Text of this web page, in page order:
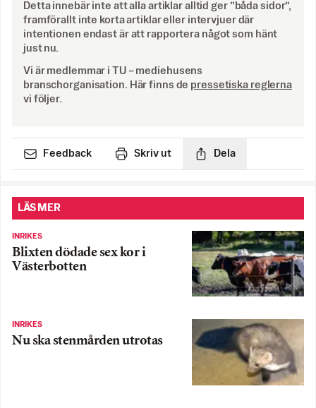
Detta innebär inte att alla artiklar alltid ger ”båda sidor”,
framförallt inte korta artiklar eller intervjuer där
intentionen endast är att rapportera något som hänt
just nu.
Vi är medlemmar i TU – mediehusens
branschorganisation. Här finns de pressetiska reglerna
vi följer.
Feedback Skriv ut Dela
LÄS MER
INRIKES
Blixten dödade sex kor i
Västerbotten
INRIKES
Nu ska stenmården utrotas